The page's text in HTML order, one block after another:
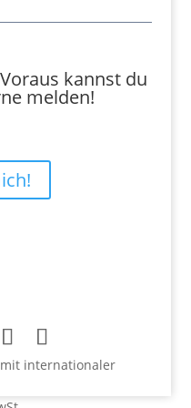
kannst du
melden!
internationaler